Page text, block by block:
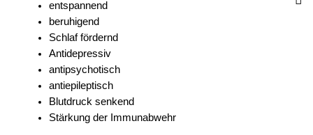
entspannend
beruhigend
Schlaf fördernd
Antidepressiv
antipsychotisch
antiepileptisch
Blutdruck senkend
Stärkung der Immunabwehr